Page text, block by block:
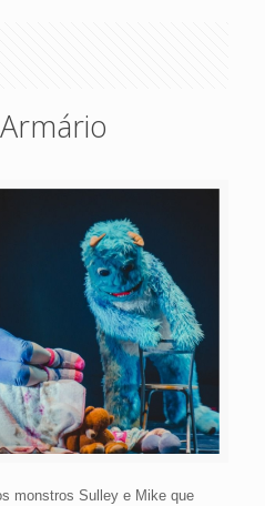
monstros Sulley e Mike que